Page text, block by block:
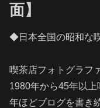
面】
◆日本全国の昭和
喫茶店フォトグラフ
1980年から45年以
年ほどブログを書き